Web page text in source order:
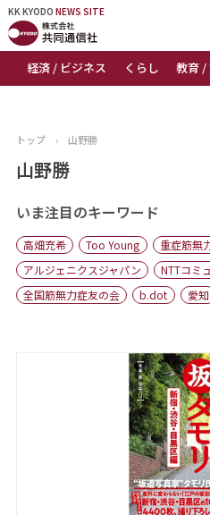
KK KYODO NEWS SITE
経済 / ビジネス くらし 教育 /
KK KYODONEWS SITE
トップページ
ニュース
おすすめコンテンツ
出版物
会社概要
トップ › 山野勝
山野勝
いま注目のキーワード
高畑充希 Too Young 重症筋無
アルジェニクスジャパン
NTTコミ
全国筋無力症友の会
b.dot 愛知